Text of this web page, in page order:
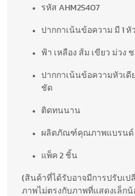
รหัส AHM25407
ปากกาเน้นข้อความ มี 1 หัว
ฟ้า เหลือง ส้ม เขียว ม่วง
ปากกาเน้นข้อความหัวเดี
ชัด
ติดทนนาน
ผลิตภัณฑ์คุณภาพแบรนด์ เ
แพ็ค 2 ชิ้น
(สินค้าที่ได้รับอาจมีการปรับเ
ภาพไม่ตรงกับภาพที่แสดงเล็ก